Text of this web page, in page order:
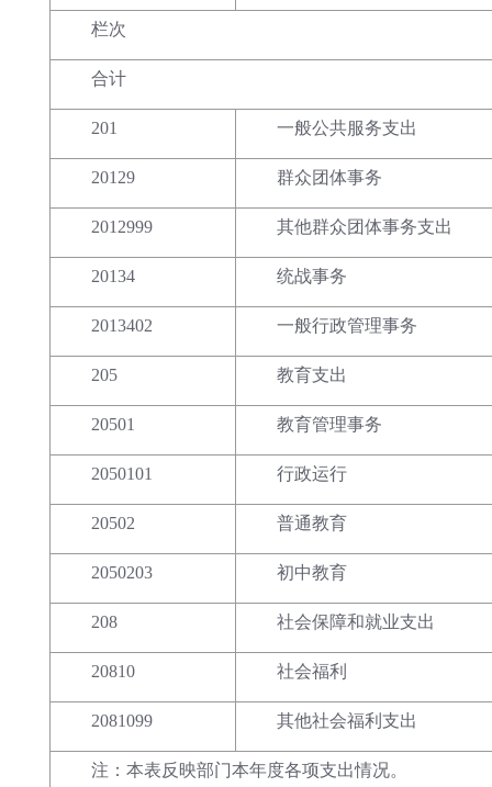
栏次
合计
201 一般公共服务支出
20129 群众团体事务
2012999 其他群众团体事务支出
20134 统战事务
2013402 一般行政管理事务
205 教育支出
20501 教育管理事务
2050101 行政运行
20502 普通教育
2050203 初中教育
208 社会保障和就业支出
20810 社会福利
2081099 其他社会福利支出
注：本表反映部门本年度各项支出情况。